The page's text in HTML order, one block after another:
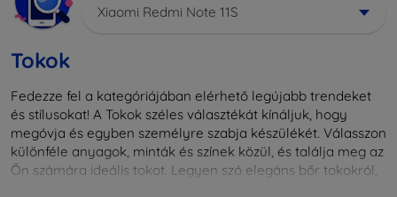
Xiaomi Redmi Note 11S
Tokok
Fedezze fel a kategóriájában elérhető legújabb trendeket
és stílusokat! A Tokok széles választékát kínáljuk, hogy
megóvja és egyben személyre szabja készülékét. Válasszon
különféle anyagok, minták és színek közül, és találja meg az
Ön számára ideális tokot. Legyen szó elegáns bőr tokokról,